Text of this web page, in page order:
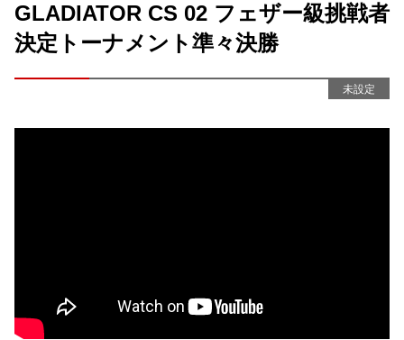
GLADIATOR CS 02 フェザー級挑戦者
決定トーナメント準々決勝
未設定